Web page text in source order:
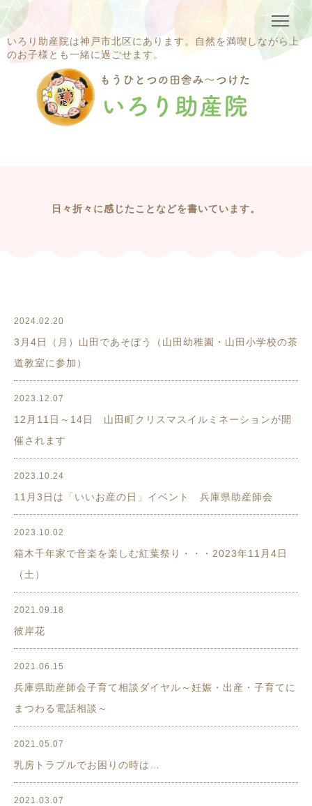
いろり助産院は神戸市北区にあります。自然を満喫しながら上
のお子様とも一緒に過ごせます。
日々折々に感じたことなどを書いています。
2024.02.20
3月4日（月）山田であそぼう（山田幼稚園・山田小学校の茶
道教室に参加）
2023.12.07
12月11日～14日 山田町クリスマスイルミネーションが開
催されます
2023.10.24
11月3日は「いいお産の日」イベント 兵庫県助産師会
2023.10.02
箱木千年家で音楽を楽しむ紅葉祭り・・・2023年11月4日
（土）
2021.09.18
彼岸花
2021.06.15
兵庫県助産師会子育て相談ダイヤル～妊娠・出産・子育てに
まつわる電話相談～
2021.05.07
乳房トラブルでお困りの時は…
2021.03.07